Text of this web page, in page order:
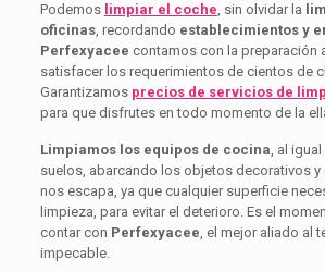
Podemos limpiar el coche, sin olvidar la
oficinas, recordando establecimientos y
Perfexyacee contamos con la preparación
satisfacer los requerimientos de cientos de
Garantizamos precios de servicios de
para que disfrutes en todo momento de la
Limpiamos los equipos de cocina, al
suelos, abarcando los objetos decorativos y
nos escapa, ya que cualquier superficie
limpieza, para evitar el deterioro. Es el
contar con Perfexyacee, el mejor aliado al
impecable.